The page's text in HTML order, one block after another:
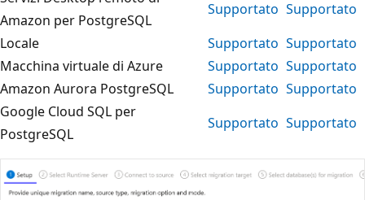
Amazon per PostgreSQL
Supportato Supportato
Locale
Supportato Supportato
Macchina virtuale di Azure
Supportato Supportato
Amazon Aurora PostgreSQL
Supportato Supportato
Google Cloud SQL per
PostgreSQL
Supportato Supportato